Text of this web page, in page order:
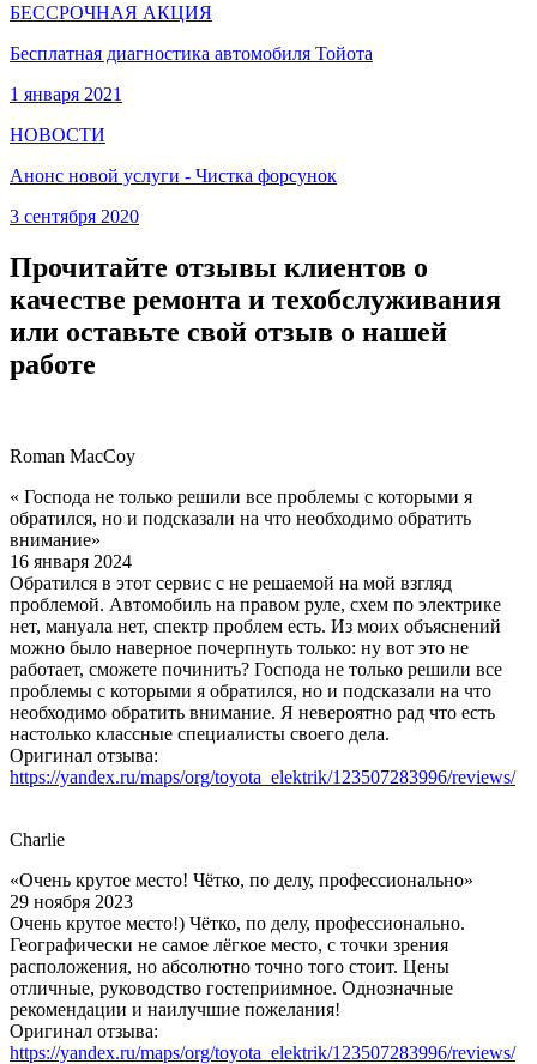
БЕССРОЧНАЯ АКЦИЯ
Бесплатная диагностика автомобиля Тойота
1 января 2021
НОВОСТИ
Анонс новой услуги - Чистка форсунок
3 сентября 2020
Прочитайте отзывы клиентов о
качестве ремонта и техобслуживания
или оставьте свой отзыв о нашей
работе
Roman MacCoy
« Господа не только решили все проблемы с которыми я
обратился, но и подсказали на что необходимо обратить
внимание»
16 января 2024
Обратился в этот сервис с не решаемой на мой взгляд
проблемой. Автомобиль на правом руле, схем по электрике
нет, мануала нет, спектр проблем есть. Из моих объяснений
можно было наверное почерпнуть только: ну вот это не
работает, сможете починить? Господа не только решили все
проблемы с которыми я обратился, но и подсказали на что
необходимо обратить внимание. Я невероятно рад что есть
настолько классные специалисты своего дела.
Оригинал отзыва:
https://yandex.ru/maps/org/toyota_elektrik/123507283996/reviews/
Charlie
«Очень крутое место! Чётко, по делу, профессионально»
29 ноября 2023
Очень крутое место!) Чётко, по делу, профессионально.
Географически не самое лёгкое место, с точки зрения
расположения, но абсолютно точно того стоит. Цены
отличные, руководство гостеприимное. Однозначные
рекомендации и наилучшие пожелания!
Оригинал отзыва:
https://yandex.ru/maps/org/toyota_elektrik/123507283996/reviews/